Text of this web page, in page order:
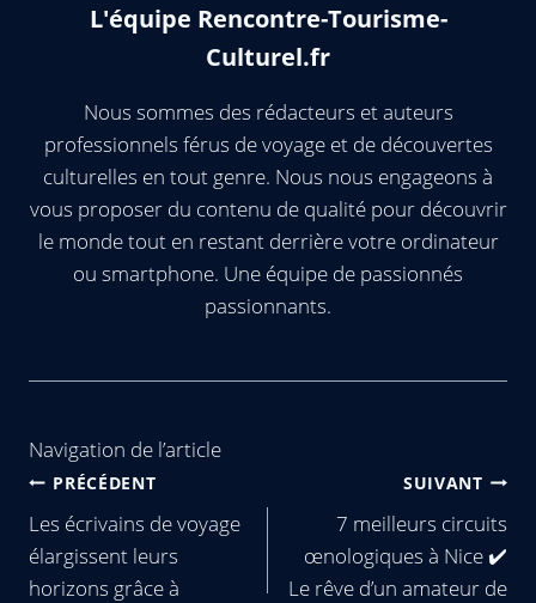
L'équipe Rencontre-Tourisme-
Culturel.fr
Nous sommes des rédacteurs et auteurs
professionnels férus de voyage et de découvertes
culturelles en tout genre. Nous nous engageons à
vous proposer du contenu de qualité pour découvrir
le monde tout en restant derrière votre ordinateur
ou smartphone. Une équipe de passionnés
passionnants.
Navigation de l’article
PRÉCÉDENT
Les écrivains de voyage
élargissent leurs
horizons grâce à
SUIVANT
7 meilleurs circuits
œnologiques à Nice ✔️
Le rêve d’un amateur de